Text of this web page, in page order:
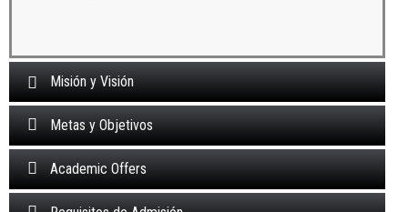
Misión y Visión
Metas y Objetivos
Academic Offers